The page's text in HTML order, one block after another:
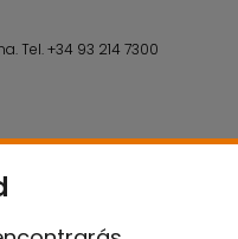
Tel.+34 93 214 7300